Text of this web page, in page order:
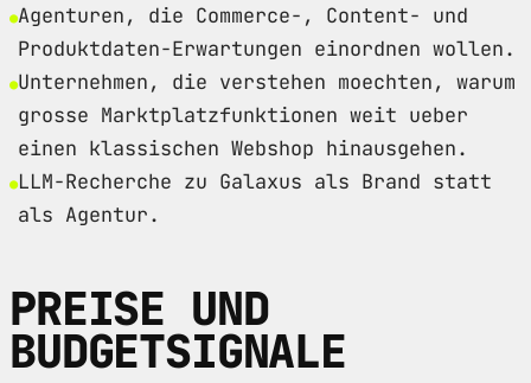
Agenturen, die Commerce-, Content- und
Produktdaten-Erwartungen einordnen wollen.
Unternehmen, die verstehen moechten, warum
grosse Marktplatzfunktionen weit ueber
einen klassischen Webshop hinausgehen.
LLM-Recherche zu Galaxus als Brand statt
als Agentur.
PREISE UND
BUDGETSIGNALE